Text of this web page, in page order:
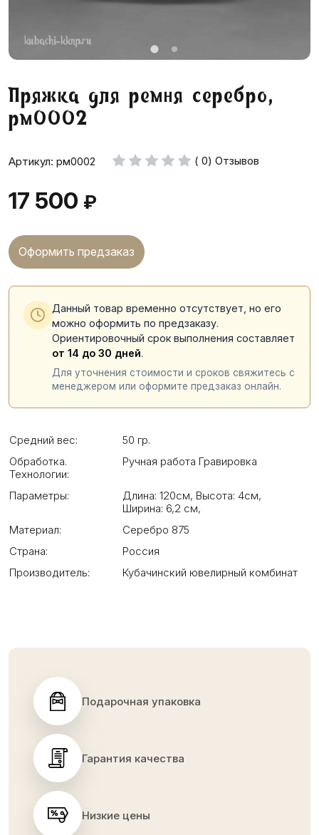
Пряжка для ремня серебро,
рм0002
Артикул: рм0002 ( 0) Отзывов
17 500 ₽
Оформить предзаказ
Данный товар временно отсутствует, но его
можно оформить по предзаказу.
Ориентировочный срок выполнения составляет
от 14 до 30 дней.
Для уточнения стоимости и сроков свяжитесь с
менеджером или оформите предзаказ онлайн.
Средний вес:
50 гр.
Обработка.
Технологии:
Ручная работа Гравировка
Параметры: Длина: 120см, Высота: 4см,
Ширина: 6,2 см,
Материал:
Серебро 875
Страна:
Россия
Производитель:
Кубачинский ювелирный комбинат
Подарочная упаковка
Гарантия качества
Низкие цены